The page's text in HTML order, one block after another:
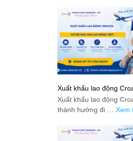
Xuất khẩu lao động
nào cho lao động Việt?
Xuất khẩu lao động
thành hướng đi … Xem